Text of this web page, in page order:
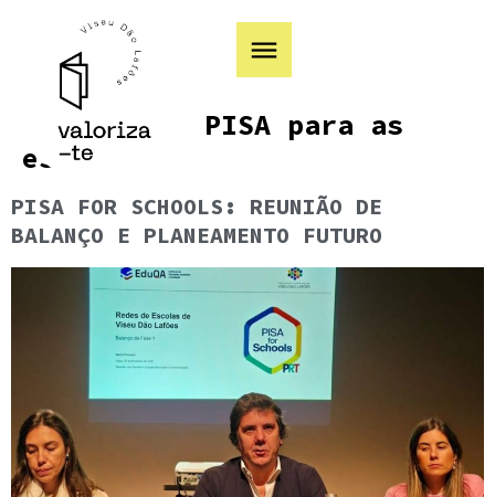
Categoria: PISA para as
escolas
PISA FOR SCHOOLS: REUNIÃO DE
BALANÇO E PLANEAMENTO FUTURO